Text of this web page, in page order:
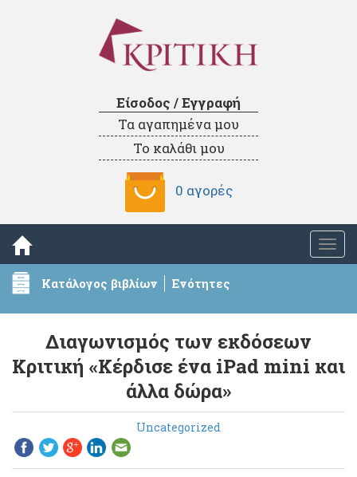
Είσοδος / Εγγραφή
Τα αγαπημένα μου
Το καλάθι μου
0 αγορές
Κατάλογος βιβλίων Ενότητες
Διαγωνισμός των εκδόσεων
Κριτική «Κέρδισε ένα iPad mini και
άλλα δώρα»
Uncategorized